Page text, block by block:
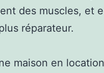
des muscles, et
réparateur.
maison en